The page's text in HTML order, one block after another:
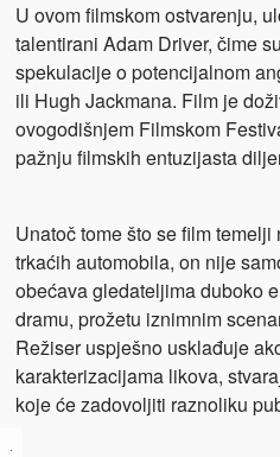
U ovom filmskom ostvarenju,
talentirani Adam Driver, čime
spekulacije o potencijalnom
ili Hugh Jackmana. Film je
ovogodišnjem Filmskom
pažnju filmskih entuzijasta
Unatoč tome što se film
trkaćih automobila, on nije
obećava gledateljima duboko
dramu, prožetu iznimnim
Režiser uspješno usklađuje
karakterizacijama likova,
koje će zadovoljiti raznoliku
.